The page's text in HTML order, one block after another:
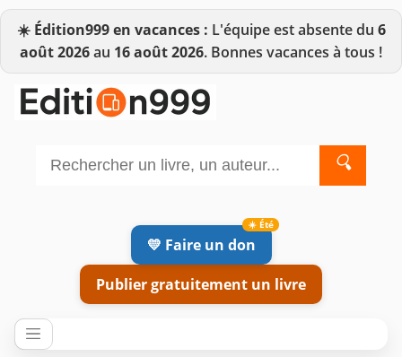
☀️ Édition999 en vacances : L'équipe est absente du 6
août 2026au 16 août 2026. Bonnes vacances à tous !
🔍
💛 Faire un don
Publier gratuitement un livre